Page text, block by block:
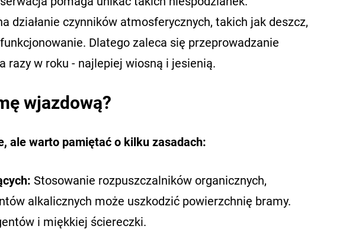
działanie czynników atmosferycznych, takich jak deszcz,
Dlatego zaleca się przeprowadzanie
razy w roku - najlepiej wiosną i jesienią.
wjazdową?
ale warto pamiętać o kilku zasadach:
Stosowanie rozpuszczalników organicznych,
alkalicznych może uszkodzić powierzchnię bramy.
i miękkiej ściereczki.